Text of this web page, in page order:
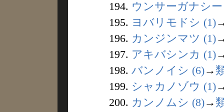
194. ウンサーガナシー
195. ヨバリモドシ (1)
196. カンジンマツ (1)
197. アキバシンカ (1)
198. バンノイシ (6)→
199. シャカノゾウ (1)
200. カンノムシ (8)→